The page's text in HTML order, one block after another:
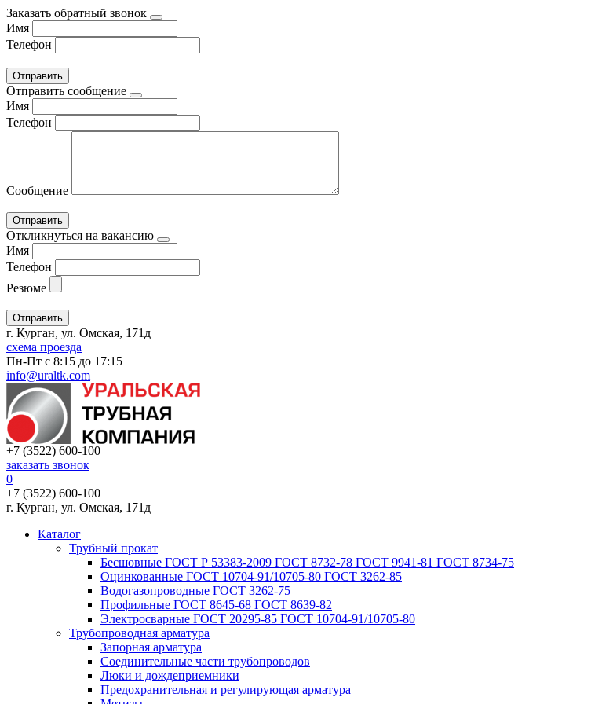
Заказать обратный звонок
Имя
Телефон
Отправить сообщение
Имя
Телефон
Сообщение
Откликнуться на вакансию
Имя
Телефон
Резюме
г. Курган, ул. Омская, 171д
схема проезда
Пн-Пт с 8:15 до 17:15
info@uraltk.com
+7 (3522) 600-100
заказать звонок
0
+7 (3522) 600-100
г. Курган, ул. Омская, 171д
Каталог
Трубный прокат
Беcшовные ГОСТ Р 53383-2009 ГОСТ 8732-78 ГОСТ 9941-81 ГОСТ 8734-75
Оцинкованные ГОСТ 10704-91/10705-80 ГОСТ 3262-85
Водогазопроводные ГОСТ 3262-75
Профильные ГОСТ 8645-68 ГОСТ 8639-82
Электросварные ГОСТ 20295-85 ГОСТ 10704-91/10705-80
Трубопроводная арматура
Запорная арматура
Соединительные части трубопроводов
Люки и дождеприемники
Предохранительная и регулирующая арматура